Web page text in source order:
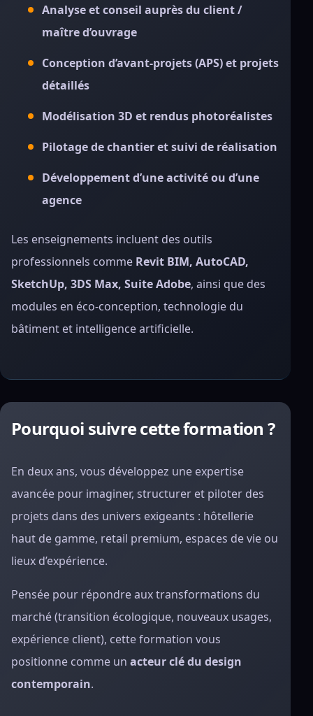
Analyse et conseil auprès du client /
maître d’ouvrage
Conception d’avant-projets (APS) et projets
détaillés
Modélisation 3D et rendus photoréalistes
Pilotage de chantier et suivi de réalisation
Développement d’une activité ou d’une
agence
Les enseignements incluent des outils
professionnels comme Revit BIM, AutoCAD,
SketchUp, 3DS Max, Suite Adobe, ainsi que des
modules en éco-conception, technologie du
bâtiment et intelligence artificielle.
Pourquoi suivre cette formation ?
En deux ans, vous développez une expertise
avancée pour imaginer, structurer et piloter des
projets dans des univers exigeants : hôtellerie
haut de gamme, retail premium, espaces de vie ou
lieux d’expérience.
Pensée pour répondre aux transformations du
marché (transition écologique, nouveaux usages,
expérience client), cette formation vous
positionne comme un acteur clé du design
contemporain.